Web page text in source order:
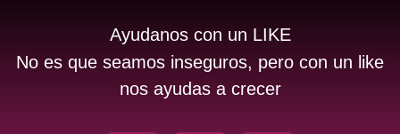
Ayudanos con un LIKE
No es que seamos inseguros, pero con un like
nos ayudas a crecer